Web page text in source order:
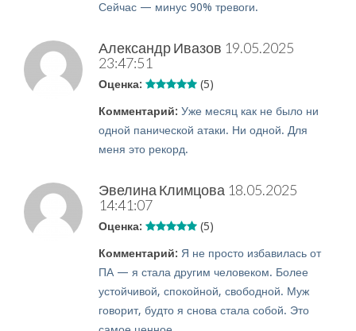
Сейчас — минус 90% тревоги.
Александр Ивазов 19.05.2025
23:47:51
Оценка: (5)
Комментарий: Уже месяц как не было ни
одной панической атаки. Ни одной. Для
меня это рекорд.
Эвелина Климцова 18.05.2025
14:41:07
Оценка: (5)
Комментарий: Я не просто избавилась от
ПА — я стала другим человеком. Более
устойчивой, спокойной, свободной. Муж
говорит, будто я снова стала собой. Это